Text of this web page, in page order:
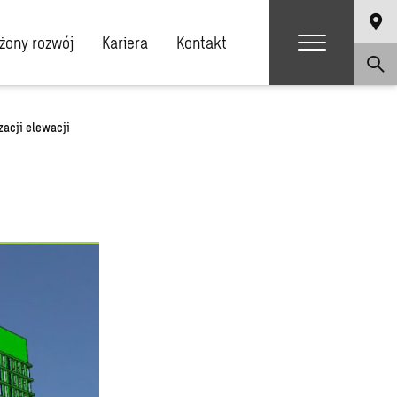
rozwój Kariera Kontakt
elewacji